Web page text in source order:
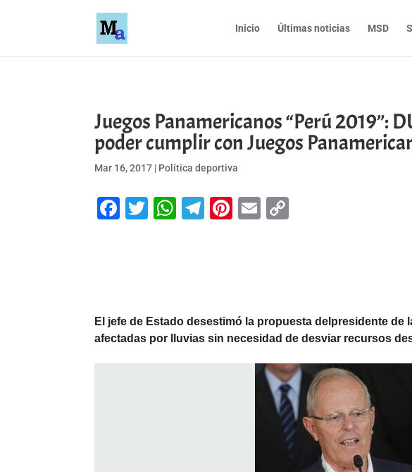
Inicio Últimas noticias MSD
Juegos Panamericanos “Perú 2019”:
poder cumplir con Juegos
Mar 16, 2017 | Política deportiva
Facebook
Twitter
WhatsApp
Telegram
Pinterest
Email
El jefe de Estado desestimó la propuesta delpresidente
afectadas por lluvias sin necesidad de desviar recursos